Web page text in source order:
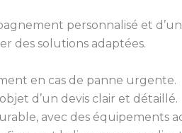
personnalisé et
des solutions adaptées.
en cas de panne urgente.
d’un devis clair et détaillé.
avec des équipements